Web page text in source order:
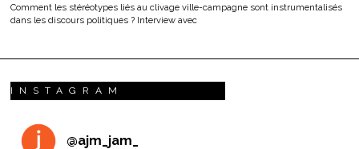
Comment les stéréotypes liés au clivage ville-campagne sont instrumentalisés
dans les discours politiques ? Interview avec
INSTAGRAM
@ajm_jam_